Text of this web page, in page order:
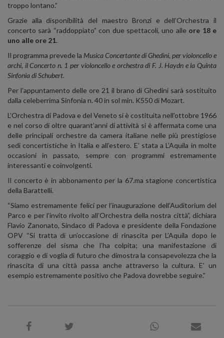
troppo lontano.”
Grazie alla disponibilità del maestro Bronzi e dell’Orchestra il
concerto sarà “raddoppiato” con due spettacoli, uno alle ore 18 e
uno alle ore 21.
Il programma prevede la Musica Concertante di Ghedini, per violoncello e
archi, il Concerto n. 1 per violoncello e orchestra di F. J. Haydn e la Quinta
Sinfonia di Schubert.
Per l’appuntamento delle ore 21 il brano di Ghedini sarà sostituito
dalla celeberrima Sinfonia n. 40 in sol min. K550 di Mozart.
L’Orchestra di Padova e del Veneto si è costituita nell’ottobre 1966
e nel corso di oltre quarant’anni di attività si è affermata come una
delle principali orchestre da camera italiane nelle più prestigiose
sedi concertistiche in Italia e all’estero. E’ stata a L’Aquila in molte
occasioni in passato, sempre con programmi estremamente
interessanti e coinvolgenti.
Il concerto è in abbonamento per la 67.ma stagione concertistica
della Barattelli.
“Siamo estremamente felici per l’inaugurazione dell’Auditorium del
Parco e per l’invito rivolto all’Orchestra della nostra città”, dichiara
Flavio Zanonato, Sindaco di Padova e presidente della Fondazione
OPV “Si tratta di un’occasione di rinascita per L’Aquila dopo le
sofferenze del sisma che l’ha colpita; una manifestazione di
coraggio e di voglia di futuro che dimostra la consapevolezza che la
rinascita di una città passa anche attraverso la cultura. E’ un
esempio estremamente positivo che Padova dovrebbe seguire.”